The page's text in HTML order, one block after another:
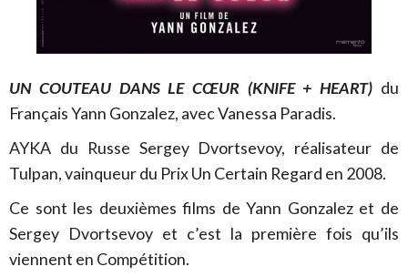
UN COUTEAU DANS LE CŒUR (KNIFE + HEART) du
Français Yann Gonzalez, avec Vanessa Paradis.
AYKA du Russe Sergey Dvortsevoy, réalisateur de
Tulpan, vainqueur du Prix Un Certain Regard en 2008.
Ce sont les deuxièmes films de Yann Gonzalez et de
Sergey Dvortsevoy et c’est la première fois qu’ils
viennent en Compétition.